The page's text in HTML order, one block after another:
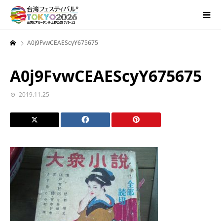
A0j9FvwCEAEScyY675675
A0j9FvwCEAEScyY675675
2019.11.25